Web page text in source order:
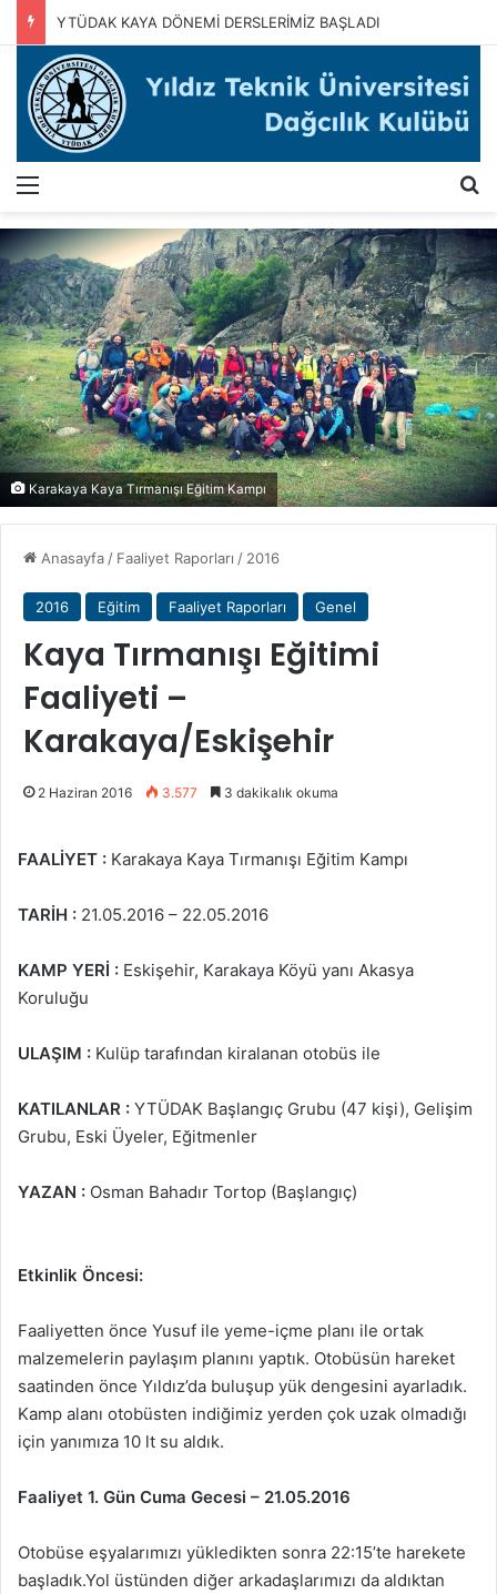
YTÜDAK KAYA DÖNEMİ DERSLERİMİZ BAŞLADI
Karakaya Kaya Tırmanışı Eğitim Kampı
Anasayfa/ Faaliyet Raporları / 2016
2016 Eğitim Faaliyet Raporları Genel
Kaya Tırmanışı Eğitimi
Faaliyeti –
Karakaya/Eskişehir
2 Haziran 2016 3.577 3 dakikalık okuma
FAALİYET : Karakaya Kaya Tırmanışı Eğitim Kampı
TARİH : 21.05.2016 – 22.05.2016
KAMP YERİ : Eskişehir, Karakaya Köyü yanı Akasya
Koruluğu
ULAŞIM : Kulüp tarafından kiralanan otobüs ile
KATILANLAR : YTÜDAK Başlangıç Grubu (47 kişi), Gelişim
Grubu, Eski Üyeler, Eğitmenler
YAZAN : Osman Bahadır Tortop (Başlangıç)
Etkinlik Öncesi:
Faaliyetten önce Yusuf ile yeme-içme planı ile ortak
malzemelerin paylaşım planını yaptık. Otobüsün hareket
saatinden önce Yıldız’da buluşup yük dengesini ayarladık.
Kamp alanı otobüsten indiğimiz yerden çok uzak olmadığı
için yanımıza 10 lt su aldık.
Faaliyet 1. Gün Cuma Gecesi – 21.05.2016
Otobüse eşyalarımızı yükledikten sonra 22:15’te harekete
başladık.Yol üstünden diğer arkadaşlarımızı da aldıktan